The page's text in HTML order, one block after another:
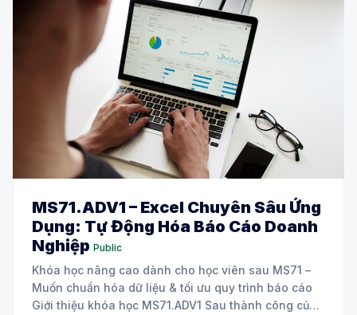
MS71.ADV1 – Excel Chuyên Sâu Ứng
Dụng: Tự Động Hóa Báo Cáo Doanh
Nghiệp Public
Khóa học nâng cao dành cho học viên sau MS71 –
Muốn chuẩn hóa dữ liệu & tối ưu quy trình báo cáo
Giới thiệu khóa học MS71.ADV1 Sau thành công của